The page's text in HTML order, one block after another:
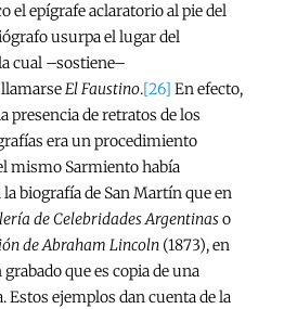
el epígrafe aclaratorio al pie del
usurpa el lugar del
cual –sostiene–
El Faustino.[26] En efecto,
presencia de retratos de los
era un procedimiento
mismo Sarmiento había
biografía de San Martín que en
de Celebridades Argentinaso
de Abraham Lincoln (1873), en
que es copia de una
ejemplos dan cuenta de la